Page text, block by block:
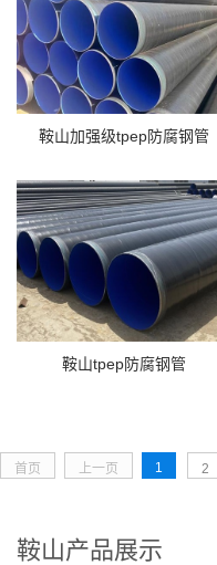
鞍山加强级tpep防腐钢管
鞍山tpep防腐钢管
首页 上一页 1 2
鞍山产品展示